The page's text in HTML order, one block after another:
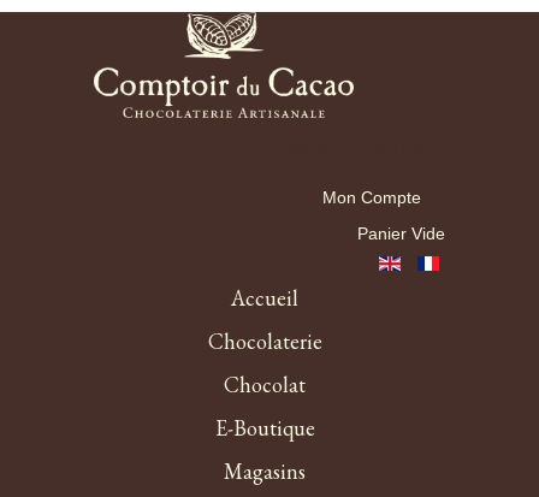
Mon Compte
Panier Vide
Accueil
Chocolaterie
Chocolat
E-Boutique
Magasins